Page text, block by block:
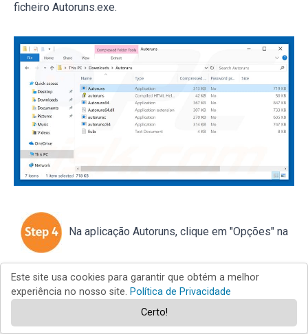
ficheiro Autoruns.exe.
Na aplicação Autoruns, clique em "Opções" na
vazios" e "Ocultar entradas do Windows". Após este
procedimento, clique no ícone "Atualizar".
Este site usa cookies para garantir que obtém a melhor
experiência no nosso site. Política de Privacidade
Certo!